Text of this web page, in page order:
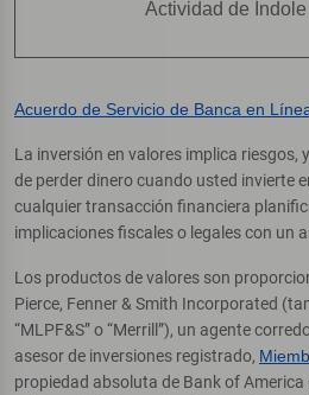
Actividad de
Acuerdo de Servicio de Banca en
La inversión en valores implica riesgos,
de perder dinero cuando usted invierte
cualquier transacción financiera
implicaciones fiscales o legales con un
Los productos de valores son
Pierce, Fenner & Smith Incorporated
“MLPF&S” o “Merrill”), un agente
asesor de inversiones registrado,
propiedad absoluta de Bank of